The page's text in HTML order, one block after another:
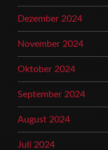
Dezember 2024
November 2024
Oktober 2024
September 2024
August 2024
Juli 2024